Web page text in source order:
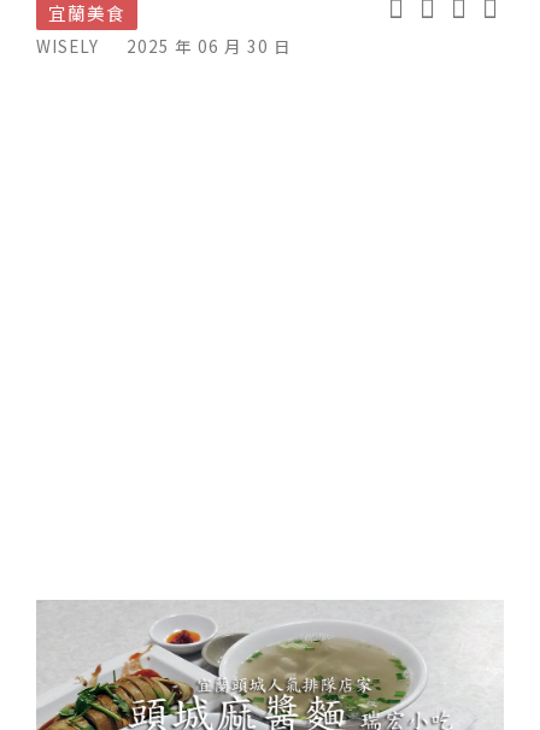
宜蘭美食
WISELY 2025 年 06 月 30 日